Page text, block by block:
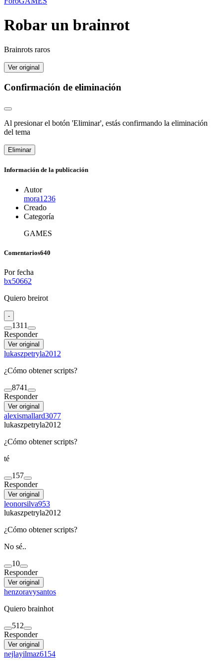
Robar un brainrot
Brainrots raros
Ver original
Confirmación de eliminación
Al presionar el botón 'Eliminar', estás confirmando la eliminación
del tema
Eliminar
Información de la publicación
Autor
mora1236
Creado
Categoría
GAMES
Comentarios640
Por fecha
bx50662
Quiero breirot
-
1311
Responder
Ver original
lukaszpetryla2012
¿Cómo obtener scripts?
8741
Responder
Ver original
alexismallard3077
lukaszpetryla2012
¿Cómo obtener scripts?
té
157
Responder
Ver original
leonorsilva953
lukaszpetryla2012
¿Cómo obtener scripts?
No sé..
10
Responder
Ver original
henzoravysantos
Quiero brainhot
512
Responder
Ver original
nejlayilmaz6154